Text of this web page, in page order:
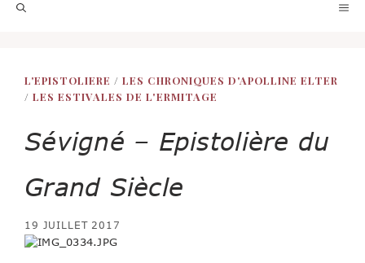
L'EPISTOLIERE /LES CHRONIQUES D'APOLLINE ELTER
/LES ESTIVALES DE L'ERMITAGE
Sévigné – Epistolière du
Grand Siècle
19 JUILLET 2017